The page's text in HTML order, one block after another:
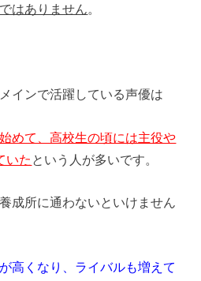
はありません
インで活躍している声優は
めて、高校生の頃には主役や
いた という人が多いです。
成所に通わないといけません
高くなり、ライバルも増えて